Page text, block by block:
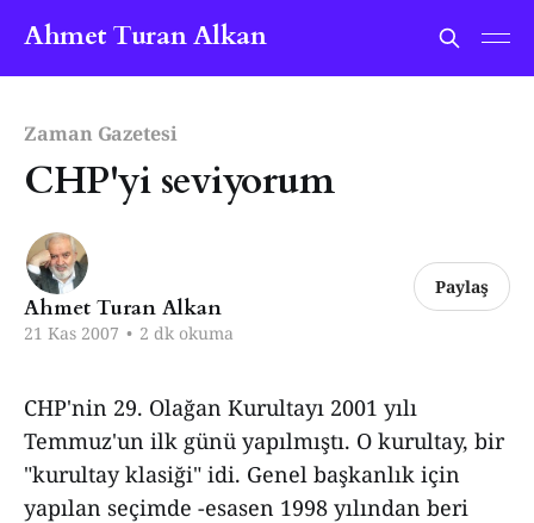
Ahmet Turan Alkan
Zaman Gazetesi
CHP'yi seviyorum
Ahmet Turan Alkan
21 Kas 2007 • 2 dk okuma
Paylaş
CHP'nin 29. Olağan Kurultayı 2001 yılı
Temmuz'un ilk günü yapılmıştı. O kurultay, bir
"kurultay klasiği" idi. Genel başkanlık için
yapılan seçimde -esasen 1998 yılından beri